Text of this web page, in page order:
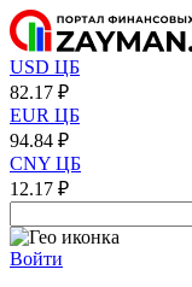
USD ЦБ
82.17 ₽
EUR ЦБ
94.84 ₽
CNY ЦБ
12.17 ₽
Войти